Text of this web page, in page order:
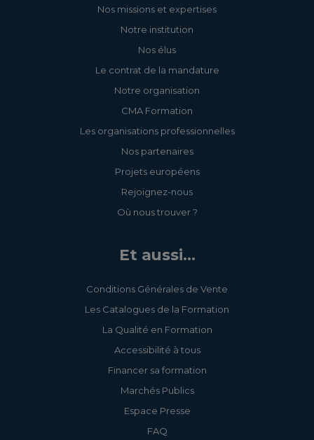
Nos missions et expertises
Notre institution
Nos élus
Le contrat de la mandature
Notre organisation
CMA Formation
Les organisations professionnelles
Nos partenaires
Projets européens
Rejoignez-nous
Où nous trouver ?
Et aussi...
Conditions Générales de Vente
Les Catalogues de la Formation
La Qualité en Formation
Accessibilité à tous
Financer sa formation
Marchés Publics
Espace Presse
FAQ